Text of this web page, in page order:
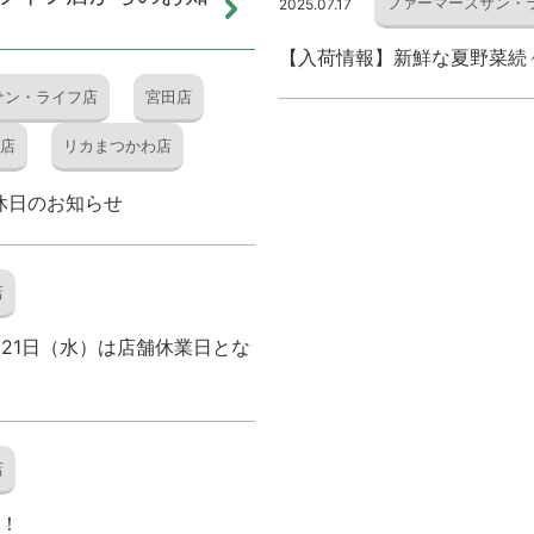
・ライフ店 宮田店
リカまつかわ店
日のお知らせ
日（水）は店舗休業日とな
！
2025.07.17
【入荷情報】新鮮な夏野菜続